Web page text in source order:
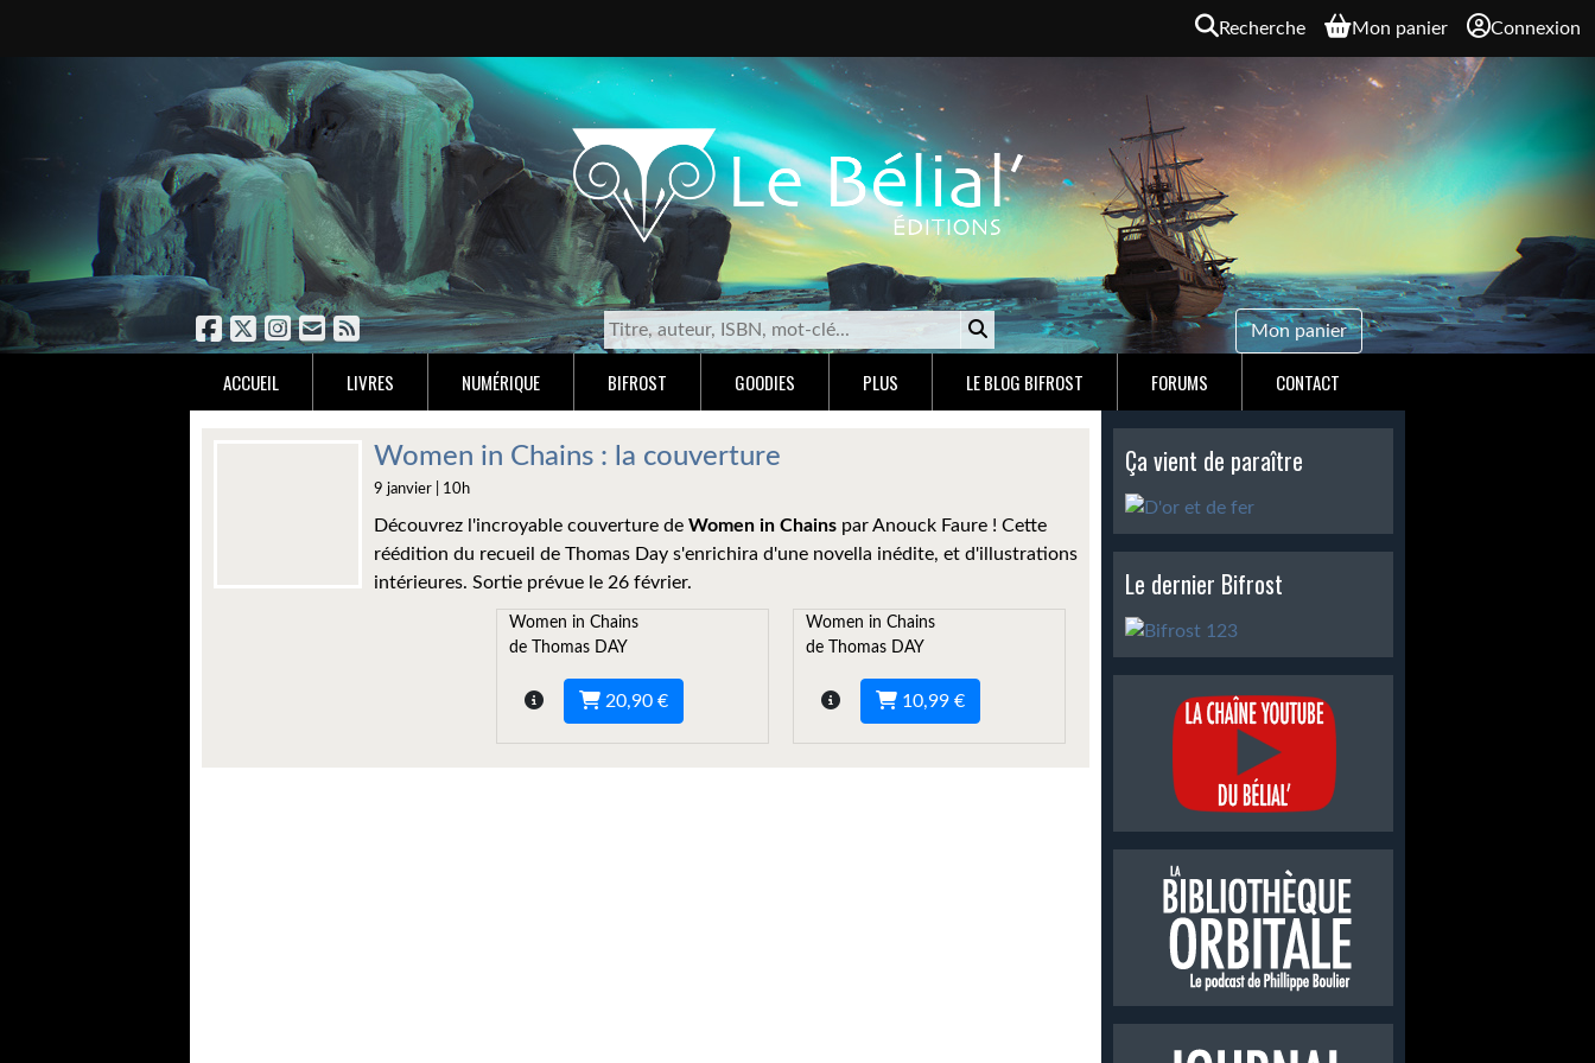
Recherche Mon panier Connexion
Mon panier
ACCUEIL LIVRES NUMÉRIQUE BIFROST GOODIES PLUS LE BLOG BIFROST FORUMS CONTACT
Women in Chains : la couverture
9 janvier | 10h
Découvrez l'incroyable couverture de Women in Chains par Anouck Faure ! Cette
réédition du recueil de Thomas Day s'enrichira d'une novella inédite, et d'illustrations
intérieures. Sortie prévue le 26 février.
Women in Chains
de Thomas DAY
20,90 €
Women in Chains
de Thomas DAY
10,99 €
Ça vient de paraître
Le dernier Bifrost